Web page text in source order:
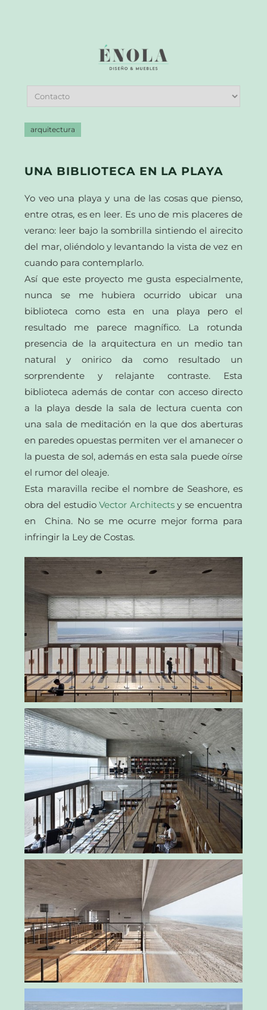
arquitectura
UNA BIBLIOTECA EN LA PLAYA
Yo veo una playa y una de las cosas que pienso,
entre otras, es en leer. Es uno de mis placeres de
verano: leer bajo la sombrilla sintiendo el airecito
del mar, oliéndolo y levantando la vista de vez en
cuando para contemplarlo.
Así que este proyecto me gusta especialmente,
nunca se me hubiera ocurrido ubicar una
biblioteca como esta en una playa pero el
resultado me parece magnífico. La rotunda
presencia de la arquitectura en un medio tan
natural y onirico da como resultado un
sorprendente y relajante contraste. Esta
biblioteca además de contar con acceso directo
a la playa desde la sala de lectura cuenta con
una sala de meditación en la que dos aberturas
en paredes opuestas permiten ver el amanecer o
la puesta de sol, además en esta sala puede oírse
el rumor del oleaje.
Esta maravilla recibe el nombre de Seashore, es
obra del estudioVector Architectsy se encuentra
en China. No se me ocurre mejor forma para
infringir la Ley de Costas.